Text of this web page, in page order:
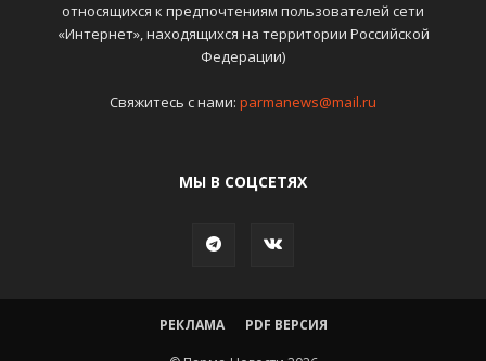
относящихся к предпочтениям пользователей сети
«Интернет», находящихся на территории Российской
Федерации)
Свяжитесь с нами: parmanews@mail.ru
МЫ В СОЦСЕТЯХ
РЕКЛАМА PDF ВЕРСИЯ